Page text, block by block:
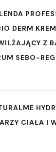
DERM
Z
SEBO-
CIAŁA I